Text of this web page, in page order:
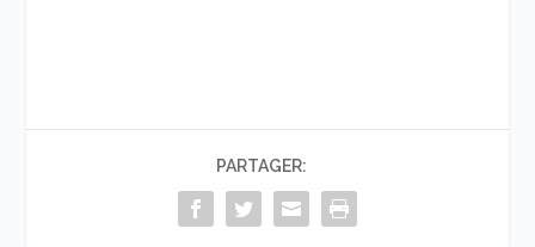
PARTAGER: